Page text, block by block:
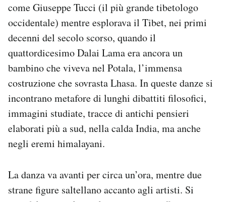
come Giuseppe Tucci (il più grande tibetologo
occidentale) mentre esplorava il Tibet, nei primi
decenni del secolo scorso, quando il
quattordicesimo Dalai Lama era ancora un
bambino che viveva nel Potala, l’immensa
costruzione che sovrasta Lhasa. In queste danze si
incontrano metafore di lunghi dibattiti filosofici,
immagini studiate, tracce di antichi pensieri
elaborati più a sud, nella calda India, ma anche
negli eremi himalayani.
La danza va avanti per circa un’ora, mentre due
strane figure saltellano accanto agli artisti. Si